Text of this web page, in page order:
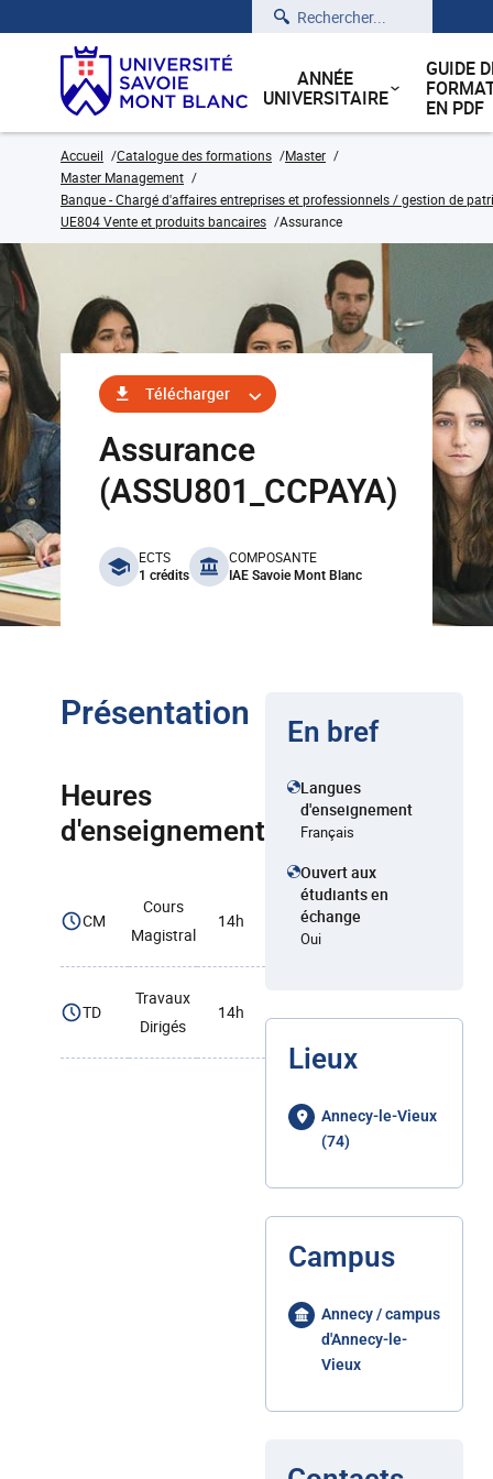
Rechercher
ANNÉE
UNIVERSITAIRE
GUIDE
EN PDF
Accueil Catalogue des formations
Master
Master Management
Banque - Chargé d'affaires entreprises et professionnels / gestion de
UE804 Vente et produits bancaires
Assurance
Télécharger
Assurance
(ASSU801_CCPAYA)
benefits
ECTS
1 crédits
COMPOSANTE
IAE Savoie Mont Blanc
Présentation
Heures
d'enseignement
CM
Cours
Magistral
14h
TD
Travaux
Dirigés
14h
En bref
Langues
d'enseignement
Français
Ouvert aux
étudiants en
échange
Oui
Lieux
Annecy-le-Vieux
(74)
Campus
Annecy / campus
d'Annecy-le-
Vieux